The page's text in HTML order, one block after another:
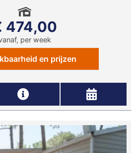
474,00
per week
en prijzen